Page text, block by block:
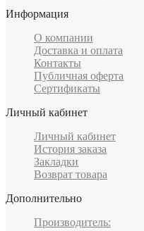
Информация
О компании
Доставка и оплата
Контакты
Публичная оферта
Сертификаты
Личный кабинет
Личный кабинет
История заказа
Закладки
Возврат товара
Дополнительно
Производитель: